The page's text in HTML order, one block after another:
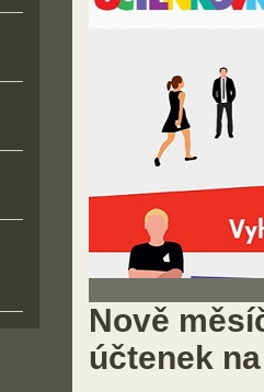
Nově
účtenek